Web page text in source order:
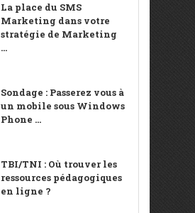
La place du SMS
Marketing dans votre
stratégie de Marketing
...
Sondage : Passerez vous à
un mobile sous Windows
Phone ...
TBI/TNI : Où trouver les
ressources pédagogiques
en ligne ?